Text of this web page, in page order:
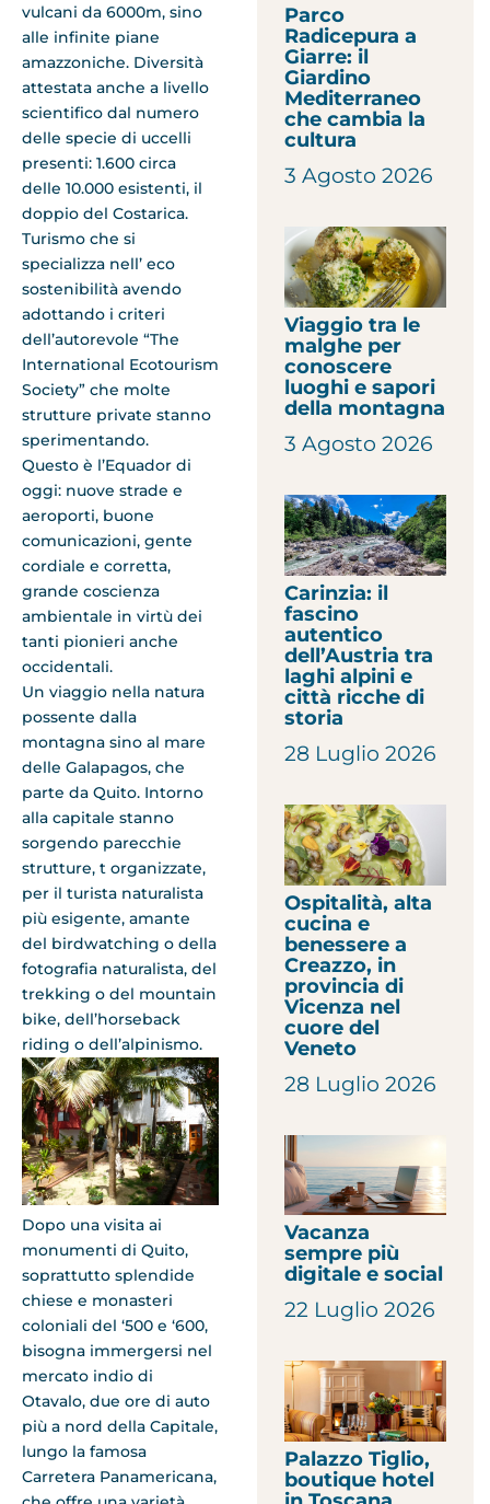
vulcani da 6000m, sino
alle infinite piane
amazzoniche. Diversità
attestata anche a livello
scientifico dal numero
delle specie di uccelli
presenti: 1.600 circa
delle 10.000 esistenti, il
doppio del Costarica.
Turismo che si
specializza nell’ eco
sostenibilità avendo
adottando i criteri
dell’autorevole “The
International Ecotourism
Society” che molte
strutture private stanno
sperimentando.
Questo è l’Equador di
oggi: nuove strade e
aeroporti, buone
comunicazioni, gente
cordiale e corretta,
grande coscienza
ambientale in virtù dei
tanti pionieri anche
occidentali.
Un viaggio nella natura
possente dalla
montagna sino al mare
delle Galapagos, che
parte da Quito. Intorno
alla capitale stanno
sorgendo parecchie
strutture, t organizzate,
per il turista naturalista
più esigente, amante
del birdwatching o della
fotografia naturalista, del
trekking o del mountain
bike, dell’horseback
riding o dell’alpinismo.
Dopo una visita ai
monumenti di Quito,
soprattutto splendide
chiese e monasteri
coloniali del ‘500 e ‘600,
bisogna immergersi nel
mercato indio di
Otavalo, due ore di auto
più a nord della Capitale,
lungo la famosa
Carretera Panamericana,
Parco
Radicepura a
Giarre: il
Giardino
Mediterraneo
che cambia la
cultura
3 Agosto 2026
Viaggio tra le
malghe per
conoscere
luoghi e sapori
della montagna
3 Agosto 2026
Carinzia: il
fascino
autentico
dell’Austria tra
laghi alpini e
città ricche di
storia
28 Luglio 2026
Ospitalità, alta
cucina e
benessere a
Creazzo, in
provincia di
Vicenza nel
cuore del
Veneto
28 Luglio 2026
Vacanza
sempre più
digitale e social
22 Luglio 2026
Palazzo Tiglio,
boutique hotel